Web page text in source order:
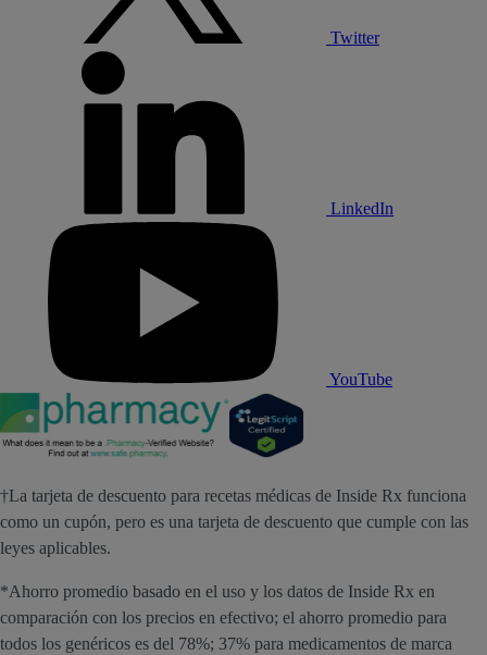
Twitter
LinkedIn
YouTube
†La tarjeta de descuento para recetas médicas de Inside Rx funciona
como un cupón, pero es una tarjeta de descuento que cumple con las
leyes aplicables.
*Ahorro promedio basado en el uso y los datos de Inside Rx en
comparación con los precios en efectivo; el ahorro promedio para
todos los genéricos es del 78%; 37% para medicamentos de marca